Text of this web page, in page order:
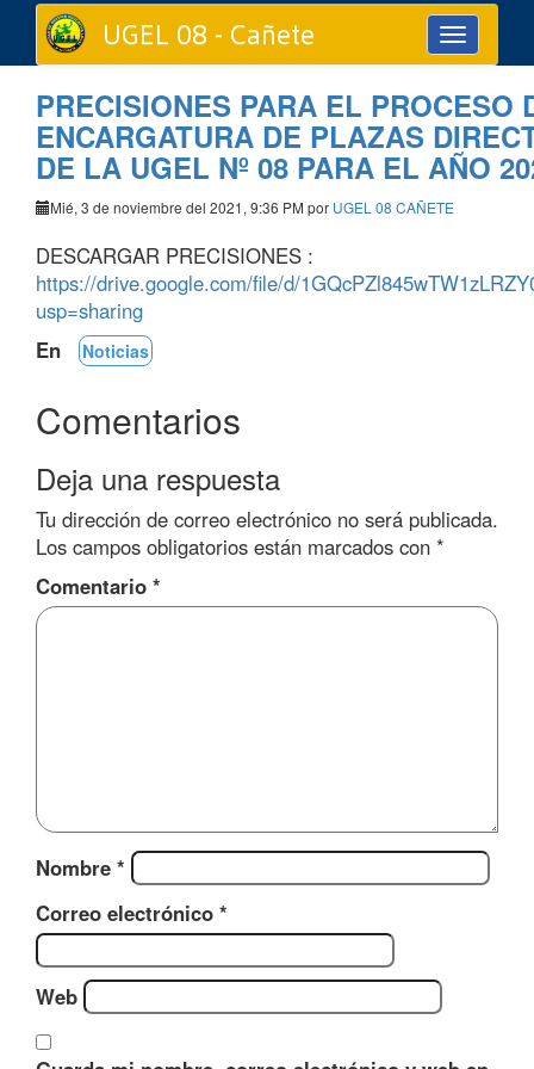
Toggle
navigation
UGEL 08 - Cañete
PRECISIONES PARA EL PROCESO
ENCARGATURA DE PLAZAS
DE LA UGEL Nº 08 PARA EL AÑO
Mié, 3 de noviembre del 2021, 9:36 PM por UGEL 08 CAÑETE
DESCARGAR PRECISIONES :
https://drive.google.com/file/d/
usp=sharing
En
Noticias
Comentarios
Deja una respuesta
Tu dirección de correo electrónico no será publicada.
Los campos obligatorios están marcados con *
Comentario *
Nombre *
Correo electrónico *
Web